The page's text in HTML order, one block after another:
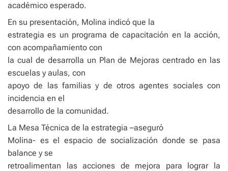
académico esperado.
En su presentación, Molina indicó que la
estrategia es un programa de capacitación en la acción,
con acompañamiento con
la cual de desarrolla un Plan de Mejoras centrado en las
escuelas y aulas, con
apoyo de las familias y de otros agentes sociales con
incidencia en el
desarrollo de la comunidad.
La Mesa Técnica de la estrategia –aseguró
Molina- es el espacio de socialización donde se pasa
balance y se
retroalimentan las acciones de mejora para lograr la